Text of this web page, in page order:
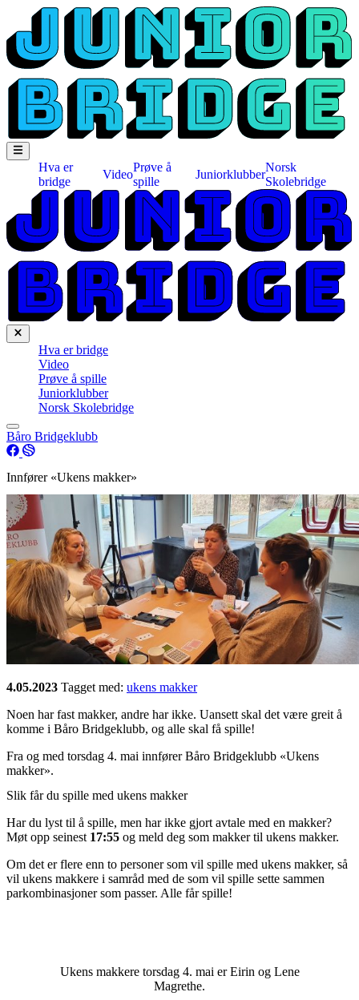
Hva er
bridge
Video
Prøve å
spille
Juniorklubber
Norsk
Skolebridge
Hva er bridge
Video
Prøve å spille
Juniorklubber
Norsk Skolebridge
Båro Bridgeklubb
Innfører «Ukens makker»
4.05.2023 Tagget med: ukens makker
Noen har fast makker, andre har ikke. Uansett skal det være greit å
komme i Båro Bridgeklubb, og alle skal få spille!
Fra og med torsdag 4. mai innfører Båro Bridgeklubb «Ukens
makker».
Slik får du spille med ukens makker
Har du lyst til å spille, men har ikke gjort avtale med en makker?
Møt opp seinest 17:55 og meld deg som makker til ukens makker.
Om det er flere enn to personer som vil spille med ukens makker, så
vil ukens makkere i samråd med de som vil spille sette sammen
parkombinasjoner som passer. Alle får spille!
Ukens makkere torsdag 4. mai er Eirin og Lene
Magrethe.